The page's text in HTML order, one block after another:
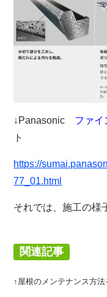
↓Panasonic ファイ
ト
https://
77_01.html
それでは、施工の様
関連記事
↑屋根のメンテナンス方法